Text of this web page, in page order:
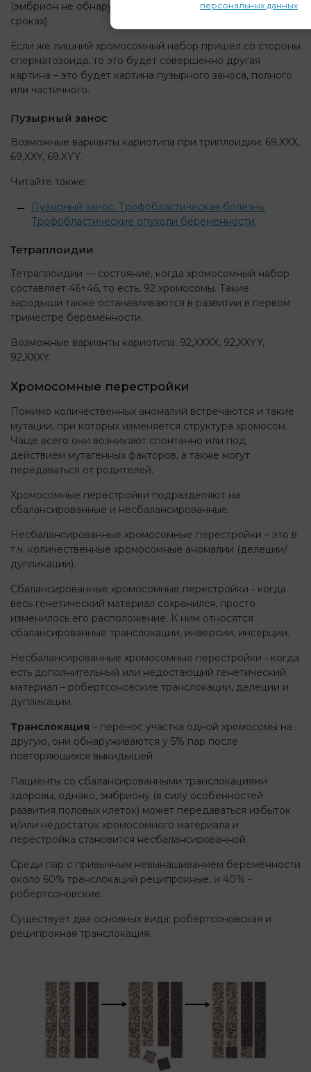
(эмбрион не обнаруживается, или погибает на малых
сроках).
Если же лишний хромосомный набор пришел со стороны
сперматозоида, то это будет совершенно другая
картина – это будет картина пузырного заноса, полного
или частичного.
Пузырный занос
Возможные варианты кариотипа при триплоидии: 69,XXX,
69,XXY, 69,XYY.
Читайте также:
Пузырный занос. Трофобластическая болезнь.
Трофобластические опухоли беременности.
Тетраплоидии
Тетраплоидии — состояние, когда хромосомный набор
составляет 46+46, то есть, 92 хромосомы. Такие
зародыши также останавливаются в развитии в первом
триместре беременности.
Возможные варианты кариотипа: 92,XXXX, 92,XXYY,
92,XXXY.
Хромосомные перестройки
Помимо количественных аномалий встречаются и такие
мутации, при которых изменяется структура хромосом.
Чаще всего они возникают спонтанно или под
действием мутагенных факторов, а также могут
передаваться от родителей.
Хромосомные перестройки подразделяют на
сбалансированные и несбалансированные.
Несбалансированные хромосомные перестройки – это в
т.ч. количественные хромосомные аномалии (делеции/
дупликации).
Сбалансированные хромосомные перестройки - когда
весь генетический материал сохранился, просто
изменилось его расположение. К ним относятся
сбалансированные транслокации, инверсии, инсерции.
Несбалансированные хромосомные перестройки - когда
есть дополнительный или недостающий генетический
материал – робертсоновские транслокации, делеции и
дупликации.
Транслокация – перенос участка одной хромосомы на
другую, они обнаруживаются у 5% пар после
повторяющихся выкидышей.
Пациенты со сбалансированными транслокациями
здоровы, однако, эмбриону (в силу особенностей
развития половых клеток) может передаваться избыток
и/или недостаток хромосомного материала и
перестройка становится несбалансированной.
Среди пар с привычным невынашиванием беременности
около 60% транслокаций реципрокные, и 40% -
робертсоновские.
Существует два основных вида: робертсоновская и
реципрокная транслокация.
персональных данных